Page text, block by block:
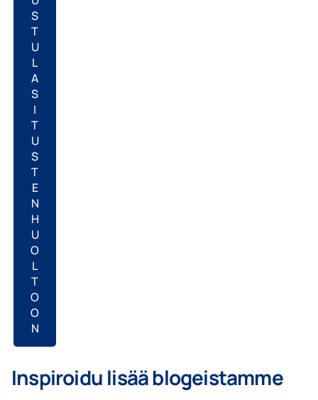
S
T
U
L
A
S
I
T
U
S
T
E
N
H
U
O
L
T
O
O
N
Inspiroidu lisää blogeistamme